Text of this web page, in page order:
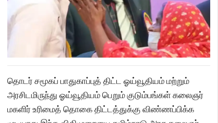
தொடர் சமூகப் பாதுகாப்புத் திட்ட ஓய்வூதியம் மற்றும்
அரசிடமிருந்து ஓய்வூதியம் பெறும் குடும்பங்கள் கலைஞர்
மகளிர் உரிமைத் தொகை திட்டத்துக்கு விண்ணப்பிக்க